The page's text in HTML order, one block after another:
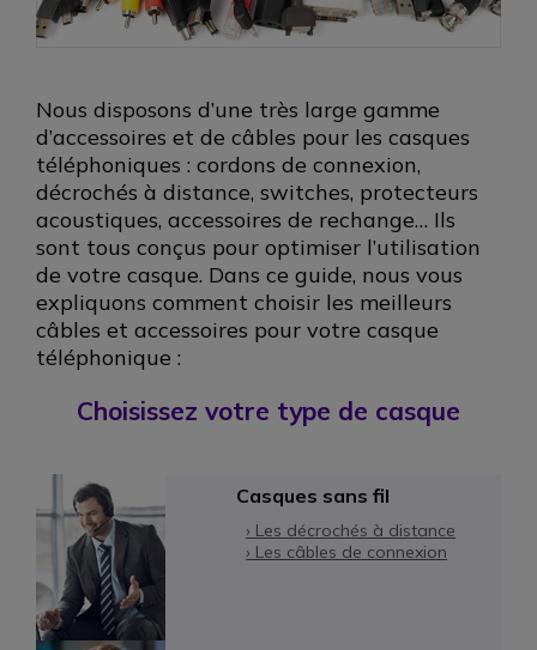
Nous disposons d’une très large gamme
d’accessoires et de câbles pour les casques
téléphoniques : cordons de connexion,
décrochés à distance, switches, protecteurs
acoustiques, accessoires de rechange… Ils
sont tous conçus pour optimiser l’utilisation
de votre casque. Dans ce guide, nous vous
expliquons comment choisir les meilleurs
câbles et accessoires pour votre casque
téléphonique :
Choisissez votre type de casque
Casques sans fil
› Les décrochés à distance
› Les câbles de connexion